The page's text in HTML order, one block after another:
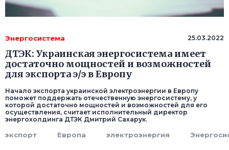
Энергосистема 25.03.2022
ДТЭК: Украинская энергосистема имеет
достаточно мощностей и возможностей
для экспорта э/э в Европу
Начало экспорта украинской электроэнергии в Европу
поможет поддержать отечественную энергосистему, у
которой достаточно мощностей и возможностей для его
осуществления, считает исполнительный директор
энергохолдинга ДТЭК Дмитрий Сахарук.
экспорт Европа электроэнергия